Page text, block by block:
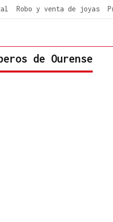
Robo y venta de joyas
de Ourense